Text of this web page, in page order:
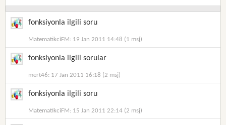
fonksiyonla ilgili soru
MatematikciFM: 19 Jan 2011 14:48 (1 msj)
fonksiyonla ilgili sorular
mert46: 17 Jan 2011 16:18 (2 msj)
fonksiyonla ilgili soru
MatematikciFM: 15 Jan 2011 22:14 (2 msj)